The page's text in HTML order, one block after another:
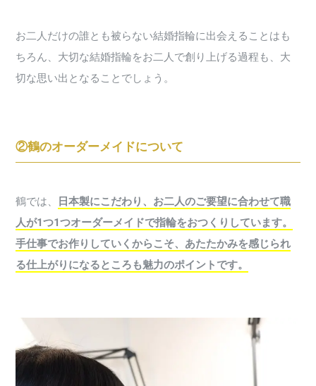
お二人だけの誰とも被らない結婚指輪に出会えることはも
ちろん、大切な結婚指輪をお二人で創り上げる過程も、大
切な思い出となることでしょう。
②鶴のオーダーメイドについて
鶴では、
日本製にこだわり、お二人のご要望に合わせて職
人が1つ1つオーダーメイドで指輪をおつくりしています。
手仕事でお作りしていくからこそ、あたたかみを感じられ
る仕上がりになるところも魅力のポイントです。